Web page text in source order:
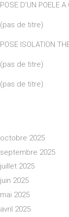
POSE D’UN POELE
(pas de titre)
POSE ISOLATION
(pas de titre)
(pas de titre)
octobre 2025
septembre 2025
juillet 2025
juin 2025
mai 2025
avril 2025